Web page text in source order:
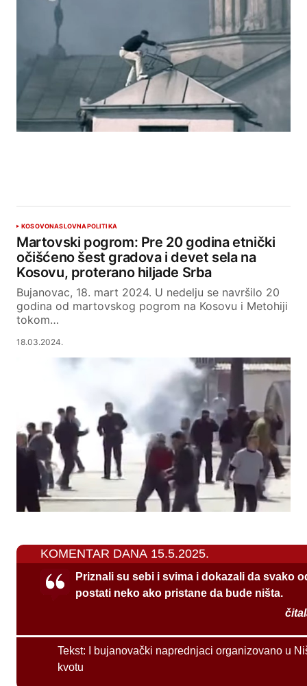
KOSOVONASLOVNAPOLITIKA
Martovski pogrom: Pre 20 godina etnički
očišćeno šest gradova i devet sela na
Kosovu, proterano hiljade Srba
Bujanovac, 18. mart 2024. U nedelju se navršilo 20
godina od martovskog pogrom na Kosovu i Metohiji
tokom…
18.03.2024.
KOMENTAR DANA 15.5.2025.
Priznali su sebi i svima i dokazali da svako
postati neko ako pristane da bude ništa.
Tekst:
I bujanovački naprednjaci organizovano u
kvotu